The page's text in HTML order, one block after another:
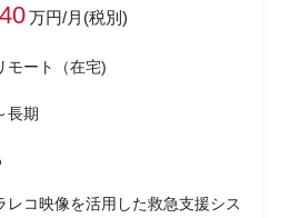
万円/月(税別)
モート（在宅)
長期
レコ映像を活用した救急支援シス